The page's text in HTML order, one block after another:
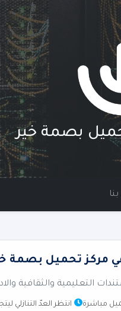
بصمة خير
مركز تحميل بصمة
التعليمية والثقافية
مباشرة انتظر العدّ التنازلي